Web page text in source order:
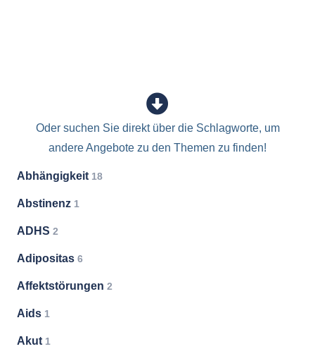
Oder suchen Sie direkt über die Schlagworte, um
andere Angebote zu den Themen zu finden!
Abhängigkeit 18
Abstinenz 1
ADHS 2
Adipositas 6
Affektstörungen 2
Aids 1
Akut 1